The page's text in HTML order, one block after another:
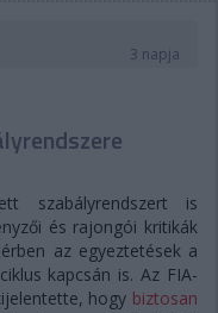
3 napja
szabályrendszert is
és rajongói kritikák
az egyeztetések a
kapcsán is. Az FIA-
hogy biztosan